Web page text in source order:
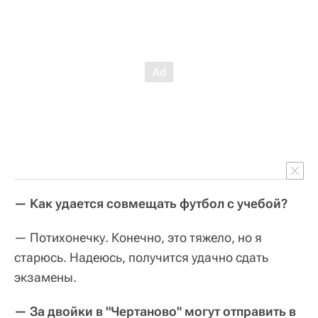
— Как удается совмещать футбол с учебой?
— Потихонечку. Конечно, это тяжело, но я
старюсь. Надеюсь, получится удачно сдать
экзамены.
— За двойки в "Чертаново" могут отправить в